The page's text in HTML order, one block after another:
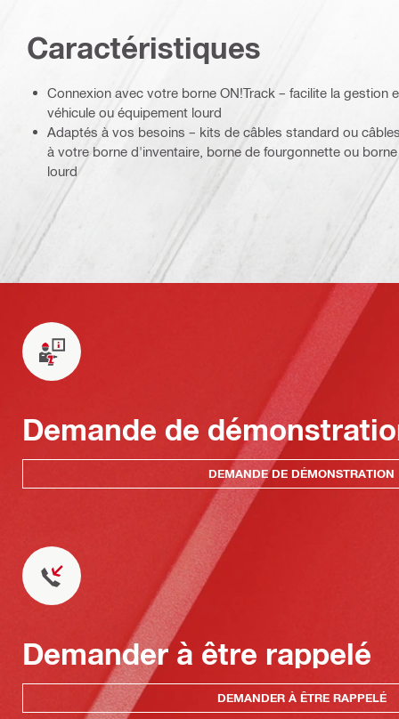
Caractéristiques
Connexion avec votre borne ON!Track – facilite la gestion
véhicule ou équipement lourd
Adaptés à vos besoins – kits de câbles standard ou
à votre borne d'inventaire, borne de fourgonnette ou
lourd
Demande de
DEMANDE DE DÉMONSTRATION
Demander à être rappelé
DEMANDER À ÊTRE RAPPELÉ